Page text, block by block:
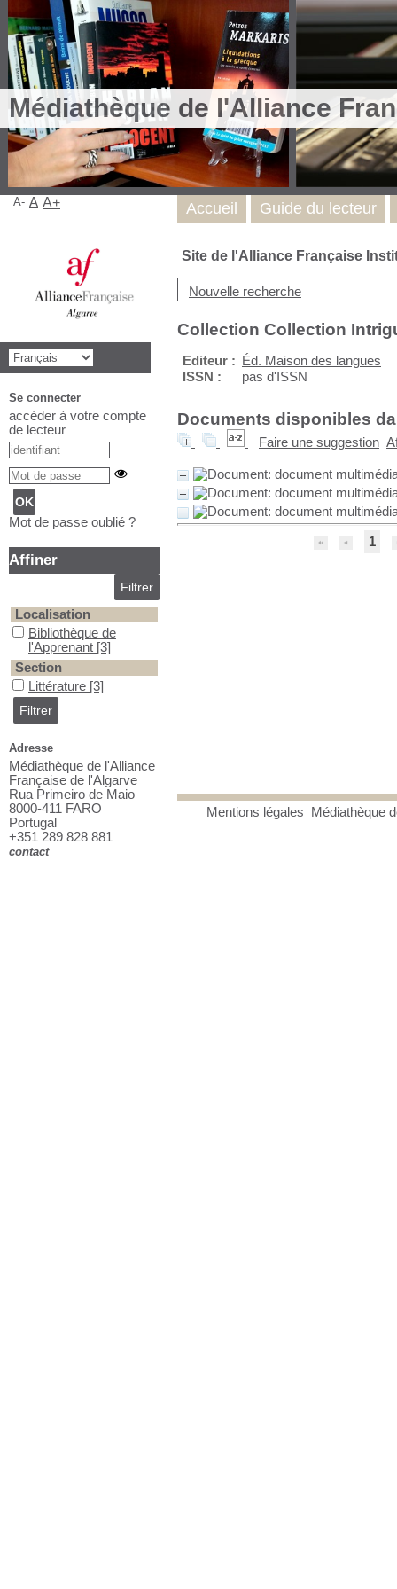
Médiathèque de l'Alliance
Site de l'Alliance Française
Nouvelle recherche
Collection Collection
Editeur :
Éd. Maison des langues
ISSN :
pas d'ISSN
Documents disponibles
Faire une suggestion
1
Mentions légales Médiathèque
Accueil Guide du lecteur
A- A A+
Se connecter
accéder à votre compte
de lecteur
Mot de passe oublié ?
Affiner
Localisation
Bibliothèque de l'Apprenant
Bibliothèque de
l'Apprenant [3]
Section
Littérature
Littérature [3]
Adresse
Médiathèque de l'Alliance
Française de l'Algarve
Rua Primeiro de Maio
8000-411 FARO
Portugal
+351 289 828 881
contact